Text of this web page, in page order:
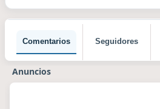
Comentarios Seguidores
Anuncios